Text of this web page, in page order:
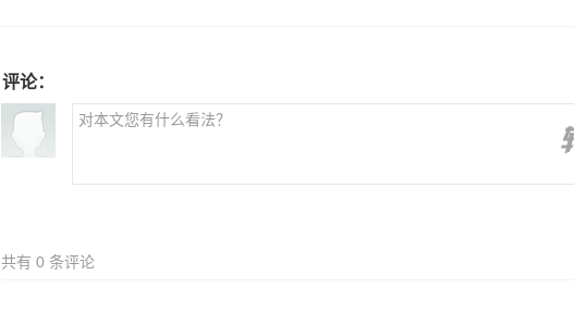
评论：
共有 0 条评论